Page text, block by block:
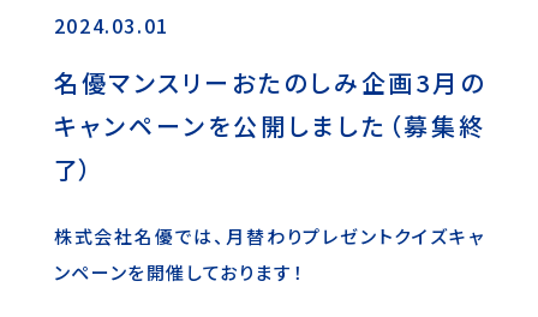
2024.03.01
名優マンスリーおたのしみ企画3月の
キャンペーンを公開しました（募集終
了）
株式会社名優では、月替わりプレゼントクイズキャ
ンペーンを開催しております！